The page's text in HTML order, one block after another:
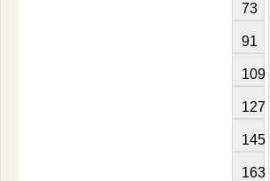
73
91
109
127
145
163